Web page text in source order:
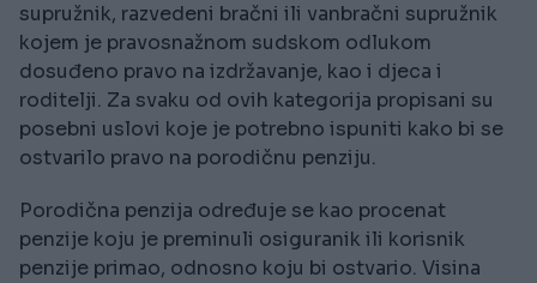
supružnik, razvedeni bračni ili vanbračni supružnik
kojem je pravosnažnom sudskom odlukom
dosuđeno pravo na izdržavanje, kao i djeca i
roditelji. Za svaku od ovih kategorija propisani su
posebni uslovi koje je potrebno ispuniti kako bi se
ostvarilo pravo na porodičnu penziju.
Porodična penzija određuje se kao procenat
penzije koju je preminuli osiguranik ili korisnik
penzije primao, odnosno koju bi ostvario. Visina